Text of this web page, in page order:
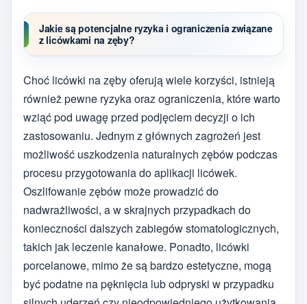
Jakie są potencjalne ryzyka i ograniczenia związane
z licówkami na zęby?
Choć licówki na zęby oferują wiele korzyści, istnieją
również pewne ryzyka oraz ograniczenia, które warto
wziąć pod uwagę przed podjęciem decyzji o ich
zastosowaniu. Jednym z głównych zagrożeń jest
możliwość uszkodzenia naturalnych zębów podczas
procesu przygotowania do aplikacji licówek.
Oszlifowanie zębów może prowadzić do
nadwrażliwości, a w skrajnych przypadkach do
konieczności dalszych zabiegów stomatologicznych,
takich jak leczenie kanałowe. Ponadto, licówki
porcelanowe, mimo że są bardzo estetyczne, mogą
być podatne na pęknięcia lub odpryski w przypadku